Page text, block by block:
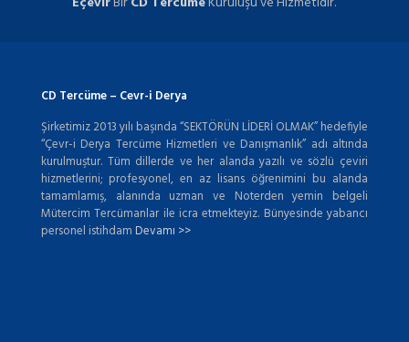
CD Tercüme – Cevr-i Derya
Şirketimiz 2013 yılı başında “SEKTÖRÜN LİDERİ OLMAK” hedefiyle
“Çevr-i Derya Tercüme Hizmetleri ve Danışmanlık” adı altında
kurulmuştur. Tüm dillerde ve her alanda yazılı ve sözlü çeviri
hizmetlerini; profesyonel, en az lisans öğrenimini bu alanda
tamamlamış, alanında uzman ve Noterden yemin belgeli
Mütercim Tercümanlar ile icra etmekteyiz. Bünyesinde yabancı
personel istihdamDevamı >>